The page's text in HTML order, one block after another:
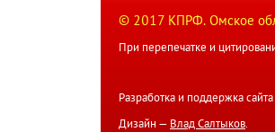
© 2017 КПРФ. Омское
При перепечатке и
Разработка и поддержка
Дизайн — Влад Салтыков.